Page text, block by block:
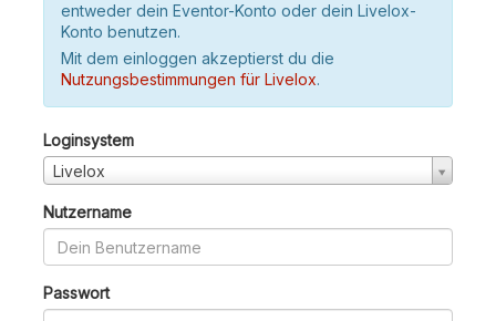
entweder dein Eventor-Konto oder dein Livelox-
Konto benutzen.
Mit dem einloggen akzeptierst du die
Nutzungsbestimmungen für Livelox.
Loginsystem
Livelox
Nutzername
Passwort